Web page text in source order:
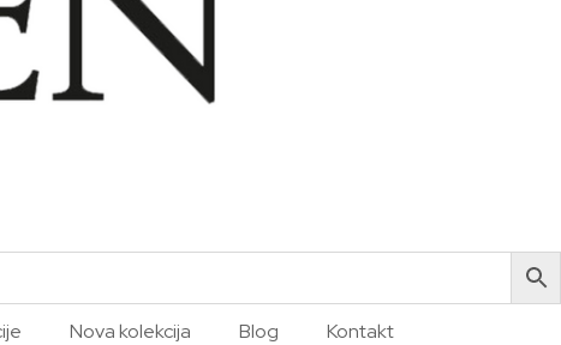
Nova kolekcija Blog Kontakt